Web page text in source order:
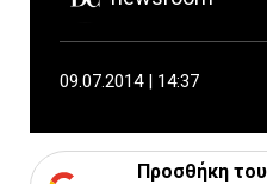
09.07.2014 | 14:37
Προσθήκη